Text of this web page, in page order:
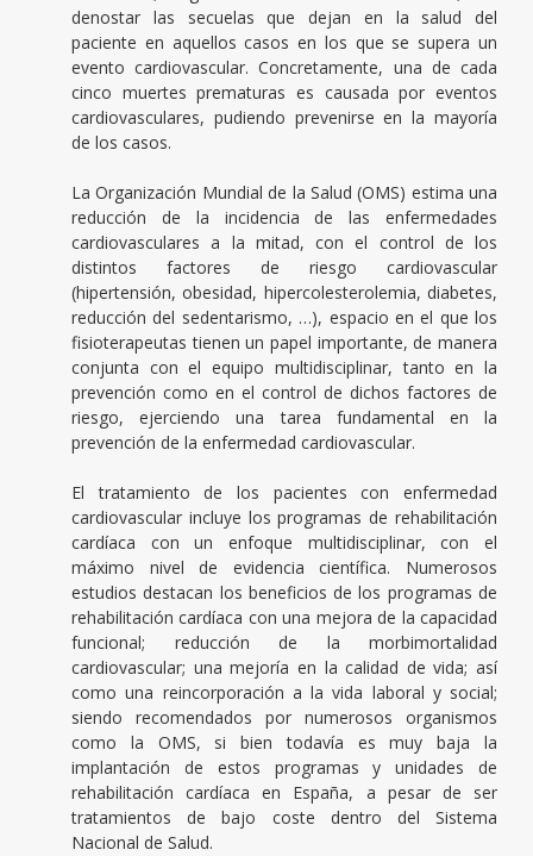
denostar las secuelas que dejan en la salud del
paciente en aquellos casos en los que se supera un
evento cardiovascular. Concretamente, una de cada
cinco muertes prematuras es causada por eventos
cardiovasculares, pudiendo prevenirse en la mayoría
de los casos.
La Organización Mundial de la Salud (OMS) estima una
reducción de la incidencia de las enfermedades
cardiovasculares a la mitad, con el control de los
distintos factores de riesgo cardiovascular
(hipertensión, obesidad, hipercolesterolemia, diabetes,
reducción del sedentarismo, …), espacio en el que los
fisioterapeutas tienen un papel importante, de manera
conjunta con el equipo multidisciplinar, tanto en la
prevención como en el control de dichos factores de
riesgo, ejerciendo una tarea fundamental en la
prevención de la enfermedad cardiovascular.
El tratamiento de los pacientes con enfermedad
cardiovascular incluye los programas de rehabilitación
cardíaca con un enfoque multidisciplinar, con el
máximo nivel de evidencia científica. Numerosos
estudios destacan los beneficios de los programas de
rehabilitación cardíaca con una mejora de la capacidad
funcional; reducción de la morbimortalidad
cardiovascular; una mejoría en la calidad de vida; así
como una reincorporación a la vida laboral y social;
siendo recomendados por numerosos organismos
como la OMS, si bien todavía es muy baja la
implantación de estos programas y unidades de
rehabilitación cardíaca en España, a pesar de ser
tratamientos de bajo coste dentro del Sistema
Nacional de Salud.